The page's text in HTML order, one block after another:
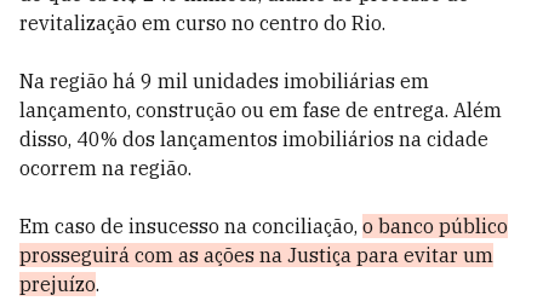
revitalização em curso no centro do Rio.
Na região há 9 mil unidades imobiliárias em
lançamento, construção ou em fase de entrega. Além
disso, 40% dos lançamentos imobiliários na cidade
ocorrem na região.
Em caso de insucesso na conciliação, o banco público
prosseguirá com as ações na Justiça para evitar um
prejuízo.